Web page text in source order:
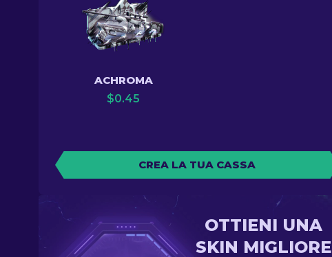
ACHROMA
$0.45
CREA LA TUA CASSA
OTTIENI UNA
SKIN MIGLIORE